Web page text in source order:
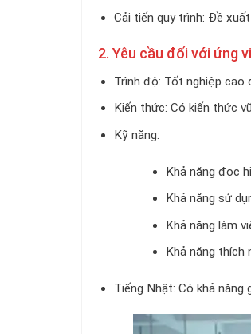
Cải tiến quy trình: Đề
2. Yêu cầu đối với ứng
Trình độ: Tốt nghiệp cao
Kiến thức: Có kiến thức
Kỹ năng:
Khả năng đọc
Khả năng sử
Khả năng làm
Khả năng thích
Tiếng Nhật: Có khả